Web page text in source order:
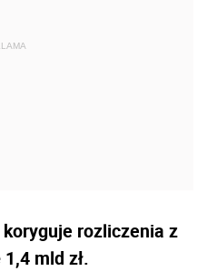
rozliczenia z
mld zł.